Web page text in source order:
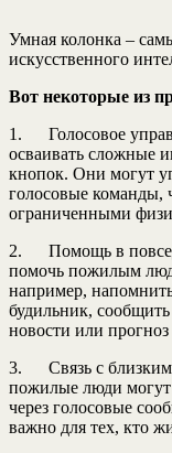
Умная колонка –
искусственного
Вот некоторые из
1. Голосовое
осваивать сложные
кнопок. Они могут
голосовые команды,
ограниченными
2. Помощь в
помочь пожилым
например,
будильник,
новости или
3. Связь с
пожилые люди могут
через голосовые
важно для тех, кто